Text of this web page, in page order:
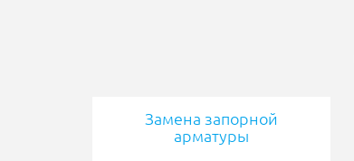
Замена запорной
арматуры